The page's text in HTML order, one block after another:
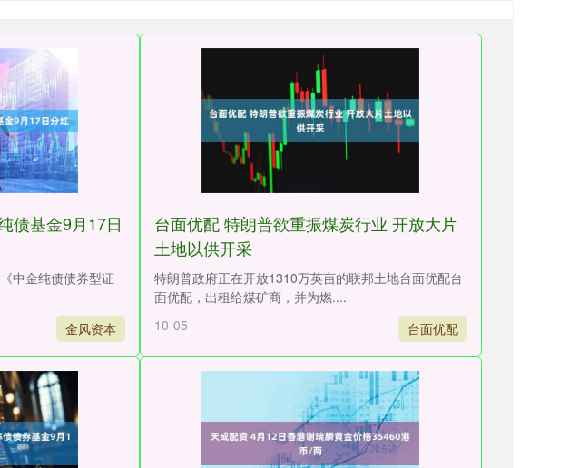
债基金9月17日
中金纯债债券型证
金风资本
台面优配 特朗普欲重振煤炭行业 开放大片
土地以供开采
特朗普政府正在开放1310万英亩的联邦土地台面优配台
面优配，出租给煤矿商，并为燃....
10-05
台面优配